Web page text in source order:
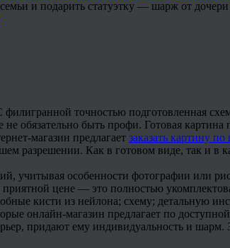
и подарить статуэтку — шарж от
точностью подготовленная
обязательно быть профи. Готовая
магазин предлагает заказать картину
разрешении. Как в готовом виде, так и в
учитывая особенности фотографии или
цене — это полностью
кисти из нейлона; схему; детальную
онлайн-магазин предлагает по
придают ему индивидуальность и шарм.